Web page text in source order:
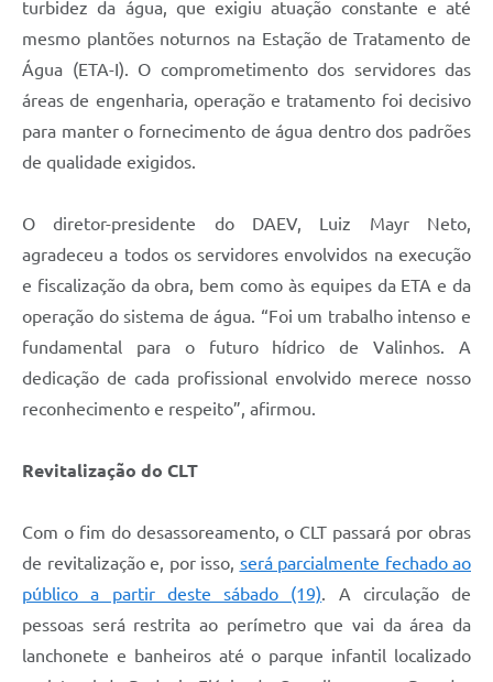
turbidez da água, que exigiu atuação constante e até
mesmo plantões noturnos na Estação de Tratamento de
Água (ETA-I). O comprometimento dos servidores das
áreas de engenharia, operação e tratamento foi decisivo
para manter o fornecimento de água dentro dos padrões
de qualidade exigidos.
O diretor-presidente do DAEV, Luiz Mayr Neto,
agradeceu a todos os servidores envolvidos na execução
e fiscalização da obra, bem como às equipes da ETA e da
operação do sistema de água. “Foi um trabalho intenso e
fundamental para o futuro hídrico de Valinhos. A
dedicação de cada profissional envolvido merece nosso
reconhecimento e respeito”, afirmou.
Revitalização do CLT
Com o fim do desassoreamento, o CLT passará por obras
de revitalização e, por isso, será parcialmente fechado ao
público a partir deste sábado (19). A circulação de
pessoas será restrita ao perímetro que vai da área da
lanchonete e banheiros até o parque infantil localizado